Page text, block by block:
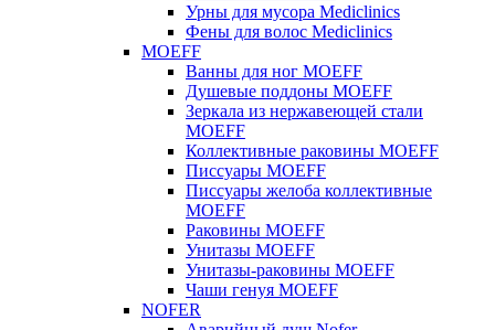
Урны для мусора Mediclinics
Фены для волос Mediclinics
MOEFF
Ванны для ног MOEFF
Душевые поддоны MOEFF
Зеркала из нержавеющей стали
MOEFF
Коллективные раковины MOEFF
Писсуары MOEFF
Писсуары желоба коллективные
MOEFF
Раковины MOEFF
Унитазы MOEFF
Унитазы-раковины MOEFF
Чаши генуя MOEFF
NOFER